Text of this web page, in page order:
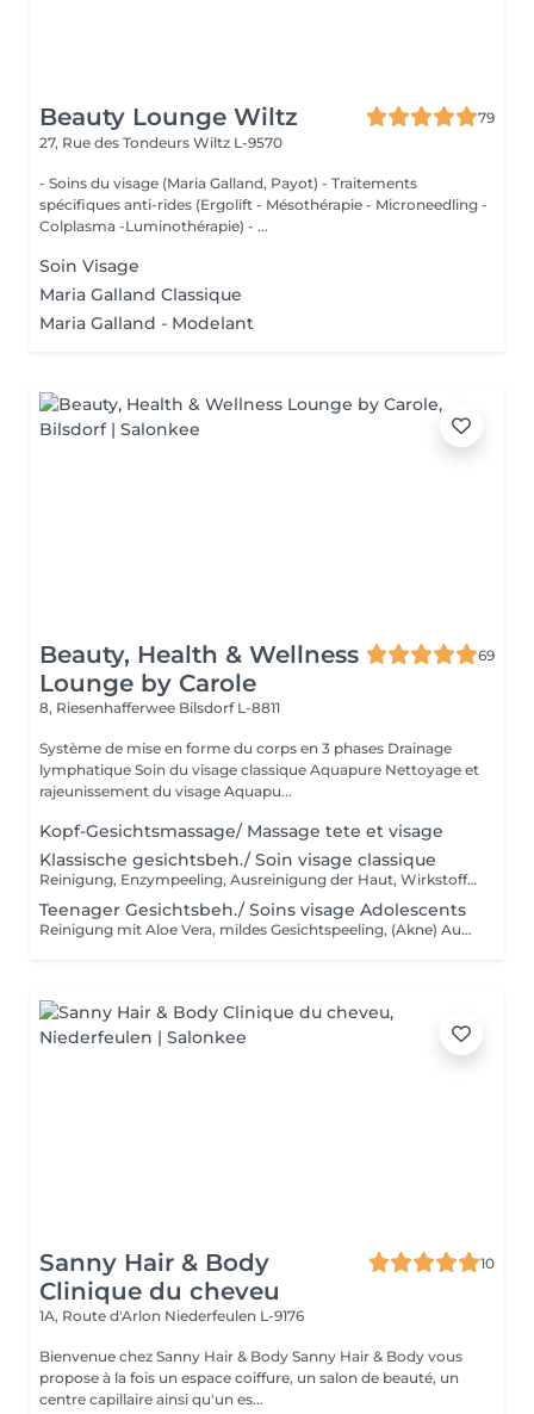
Beauty Lounge Wiltz
79
27, Rue des Tondeurs Wiltz L-9570
- Soins du visage (Maria Galland, Payot) - Traitements
spécifiques anti-rides (Ergolift - Mésothérapie - Microneedling -
Colplasma -Luminothérapie) - ...
Soin Visage
Maria Galland Classique
Maria Galland - Modelant
Beauty, Health & Wellness
Lounge by Carole
69
8, Riesenhafferwee Bilsdorf L-8811
Système de mise en forme du corps en 3 phases Drainage
lymphatique Soin du visage classique Aquapure Nettoyage et
rajeunissement du visage Aquapu...
Kopf-Gesichtsmassage/ Massage tete et visage
Klassische gesichtsbeh./ Soin visage classique
Reinigung, Enzympeeling, Ausreinigung der Haut, Wirkstoffserum, Vitamin-Maske, Gesichtsmassage hals und Dekolte, Abschlusspflege
Teenager Gesichtsbeh./ Soins visage Adolescents
Reinigung mit Aloe Vera, mildes Gesichtspeeling, (Akne) Ausreinigung, Abschlusspflege
Sanny Hair & Body
Clinique du cheveu
10
1A, Route d'Arlon Niederfeulen L-9176
Bienvenue chez Sanny Hair & Body Sanny Hair & Body vous
propose à la fois un espace coiffure, un salon de beauté, un
centre capillaire ainsi qu'un es...